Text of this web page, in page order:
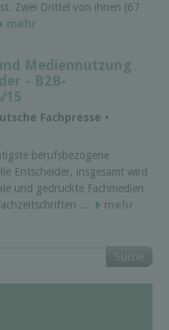
Zwei Drittel von ihnen (67
mehr
Mediennutzung
- B2B-
15
Fachpresse •
berufsbezogene
Entscheider, insgesamt wird
und gedruckte Fachmedien
...
mehr
Suche